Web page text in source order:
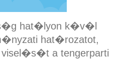
hat�lyon k�v�l
hat�rozatot,
visel�s�t a tengerparti